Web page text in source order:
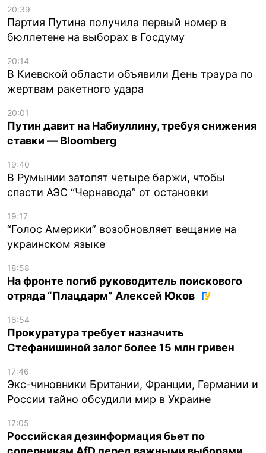
20:39
Партия Путина получила первый номер в
бюллетене на выборах в Госдуму
20:14
В Киевской области объявили День траура по
жертвам ракетного удара
20:01
Путин давит на Набиуллину, требуя снижения
ставки — Bloomberg
19:40
В Румынии затопят четыре баржи, чтобы
спасти АЭС “Чернавода” от остановки
19:17
“Голос Америки” возобновляет вещание на
украинском языке
18:58
На фронте погиб руководитель поискового
отряда “Плацдарм” Алексей Юков
18:54
Прокуратура требует назначить
Стефанишиной залог более 15 млн гривен
17:46
Экс-чиновники Британии, Франции, Германии и
России тайно обсудили мир в Украине
17:05
Российская дезинформация бьет по